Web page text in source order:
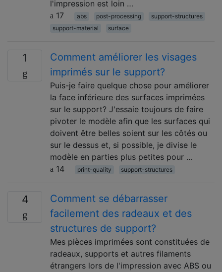
l'impression est loin …
17
abs post-processing
support-structures
support-material
surface
1
Comment améliorer les visages
imprimés sur le support?
Puis-je faire quelque chose pour améliorer
la face inférieure des surfaces imprimées
sur le support? J'essaie toujours de faire
pivoter le modèle afin que les surfaces qui
doivent être belles soient sur les côtés ou
sur le dessus et, si possible, je divise le
modèle en parties plus petites pour …
14
print-quality support-structures
4
Comment se débarrasser
facilement des radeaux et des
structures de support?
Mes pièces imprimées sont constituées de
radeaux, supports et autres filaments
étrangers lors de l'impression avec ABS ou